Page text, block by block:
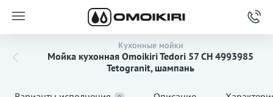
Кухонные мойки
Мойка кухонная Omoikiri Tedori 57 CH 4993985
Tetogranit, шампань